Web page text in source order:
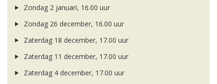
Zondag 2 januari, 16.00 uur
Zondag 26 december, 16.00 uur
Zaterdag 18 december, 17.00 uur
Zaterdag 11 december, 17.00 uur
Zaterdag 4 december, 17.00 uur